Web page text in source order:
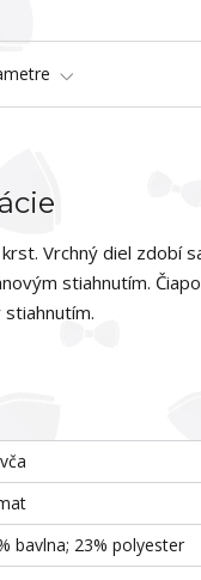
Vrchný diel zdobí
stiahnutím.
bavlna; 23% polyester